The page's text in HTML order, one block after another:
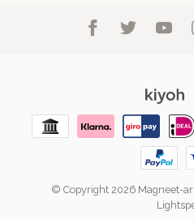
© Copyright 2026 Magneet-